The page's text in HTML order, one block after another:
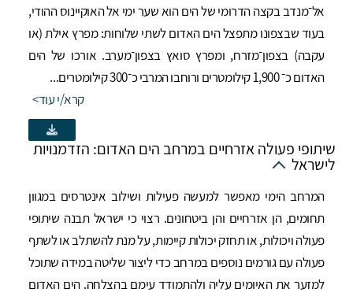
אל־מנדב בקצה הדרומי של הים הוא שער ימי אל האוקיינוס ההודי,
בעוד שבצפונו מתפצל הים האדום לשתי שלוחות: מפרץ אילת (או
עקבה) בצפון־מזרח, ומפרץ סואץ בצפון־מערב. אורכו של הים
האדום כ־ 1,900 קילומטרים ורוחבו המרבי כ־300 קילומטרים...
קרא/י עוד
שיתופי פעולה אזרחיים במרחב הים האדום: הזדמנויות
לישראל
המרחב הימי מאפשר למעשה פעילות ושילוב אינטרסים במגוון
תחומים, הן אזרחיים והן ביטחונים. רצוי כי ישראל תבנה שיתופי
פעולה ויכולות, או תחזק יכולות קיימות, על מנת להשתלב או לשתף
פעולה עם גורמים נוספים במרחב כדי ליצור שליטה במידה שתוכל
למזער את האיומים עליה ולהתמודד עימם בהצלחה. הים האדום